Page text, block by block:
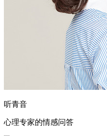
听青音
心理专家的情感问答